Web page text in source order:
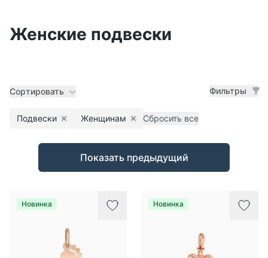
Женские подвески
Сортировать Фильтры
Подвески Remove filter
Женщинам Remove filter
Сбросить все
Товары
Показать предыдущий
Новинка Новинка